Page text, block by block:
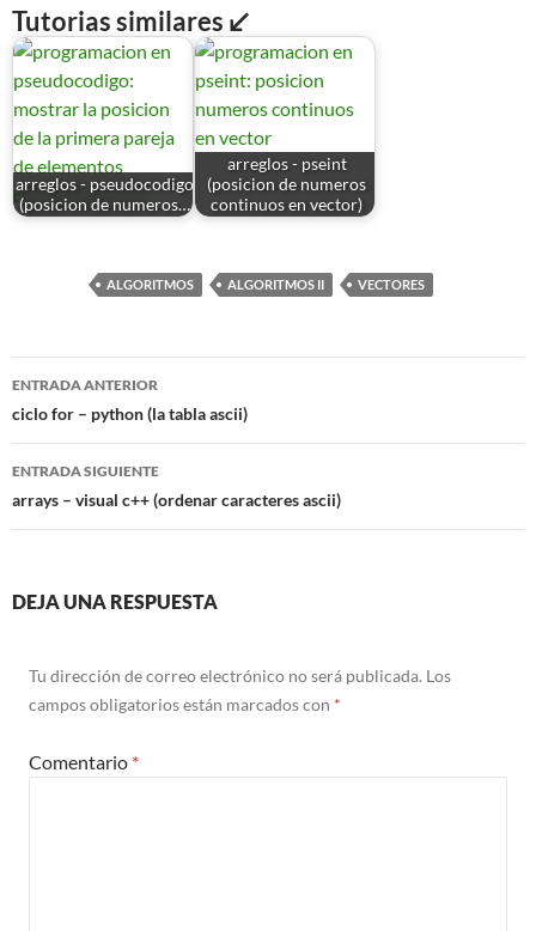
Tutorias similares ↙
arreglos - pseudocodigo
(posicion de numeros…
arreglos - pseint
(posicion de numeros
continuos en vector)
ALGORITMOS ALGORITMOS II VECTORES
Navegación
de
entradas
ENTRADA ANTERIOR
ciclo for – python (la tabla ascii)
ENTRADA SIGUIENTE
arrays – visual c++ (ordenar caracteres ascii)
DEJA UNA RESPUESTA
Tu dirección de correo electrónico no será publicada. Los
campos obligatorios están marcados con *
Comentario *